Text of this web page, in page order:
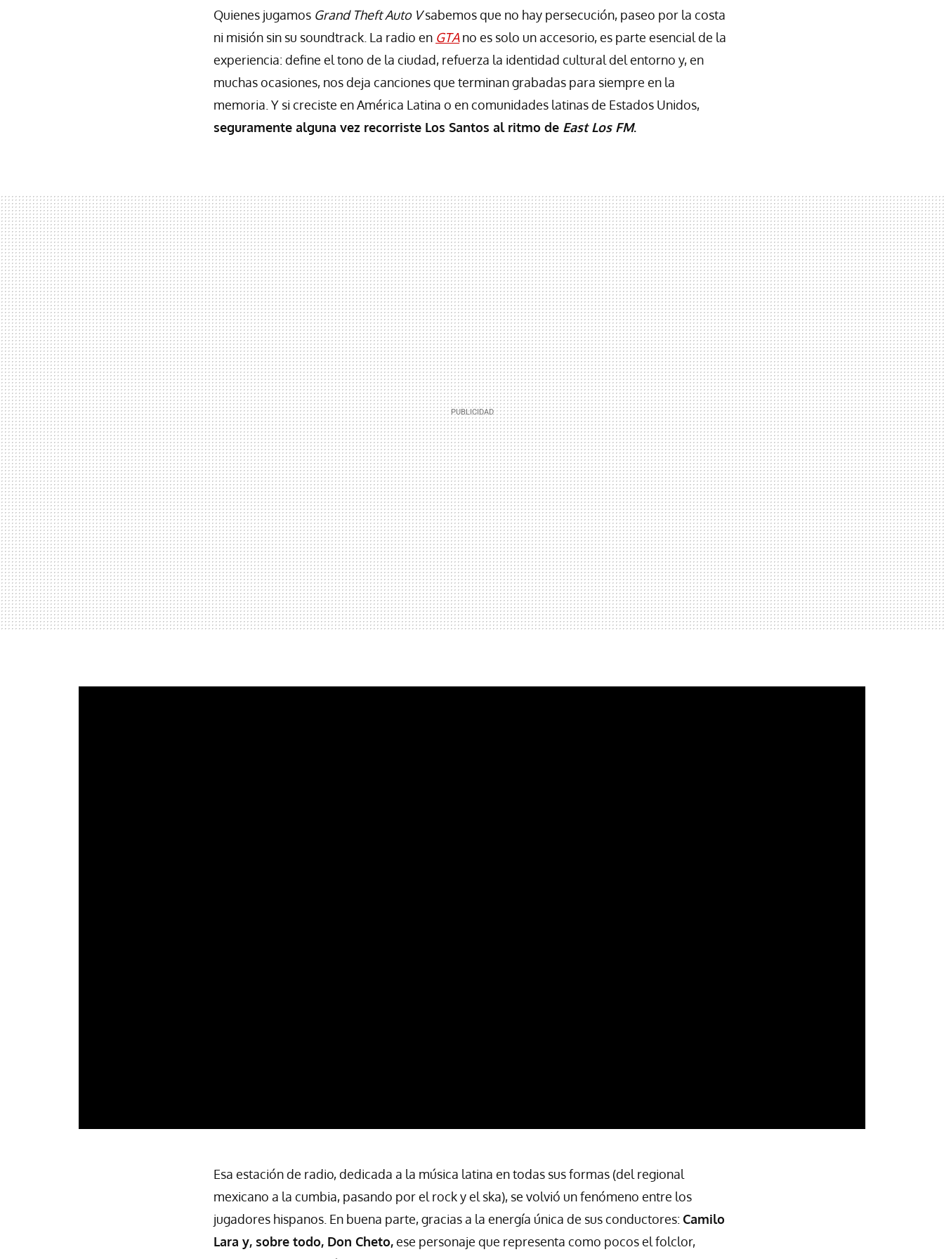
Quienes jugamos Grand Theft Auto Vsabemos que no hay persecución, paseo por la costa
ni misión sin su soundtrack. La radio en GTAno es solo un accesorio, es parte esencial de la
experiencia: define el tono de la ciudad, refuerza la identidad cultural del entorno y, en
muchas ocasiones, nos deja canciones que terminan grabadas para siempre en la
memoria. Y si creciste en América Latina o en comunidades latinas de Estados Unidos,
seguramente alguna vez recorriste Los Santos al ritmo de East Los FM.
Esa estación de radio, dedicada a la música latina en todas sus formas (del regional
mexicano a la cumbia, pasando por el rock y el ska), se volvió un fenómeno entre los
jugadores hispanos. En buena parte, gracias a la energía única de sus conductores: Camilo
Lara y, sobre todo, Don Cheto,ese personaje que representa como pocos el folclor,